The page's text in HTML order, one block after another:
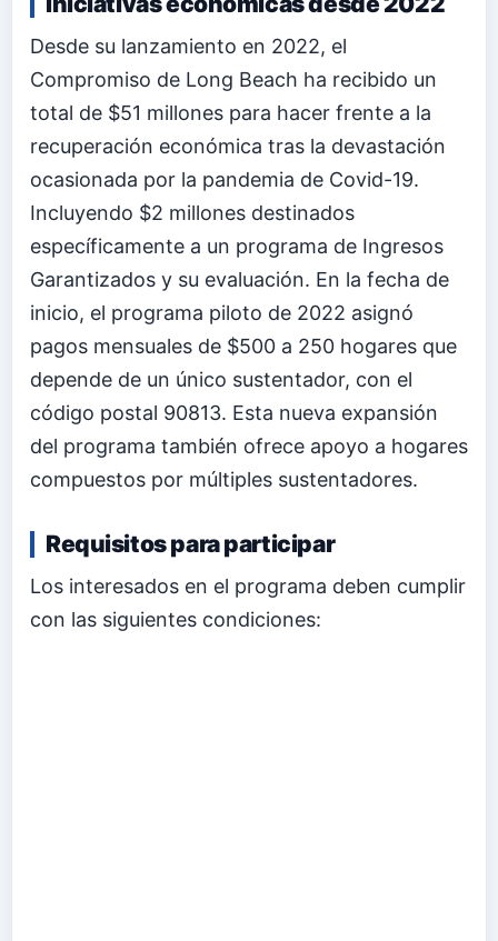
Desde su lanzamiento en 2022, el
Compromiso de Long Beach ha recibido un
total de $51 millones para hacer frente a la
recuperación económica tras la devastación
ocasionada por la pandemia de Covid-19.
Incluyendo $2 millones destinados
específicamente a un programa de Ingresos
Garantizados y su evaluación. En la fecha de
inicio, el programa piloto de 2022 asignó
pagos mensuales de $500 a 250 hogares que
depende de un único sustentador, con el
código postal 90813. Esta nueva expansión
del programa también ofrece apoyo a hogares
compuestos por múltiples sustentadores.
Requisitos para participar
Los interesados en el programa deben cumplir
con las siguientes condiciones: